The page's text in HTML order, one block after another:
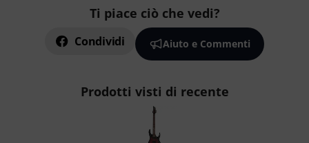
Ti piace ciò che vedi?
Condividi Aiuto e Commenti
Prodotti visti di recente